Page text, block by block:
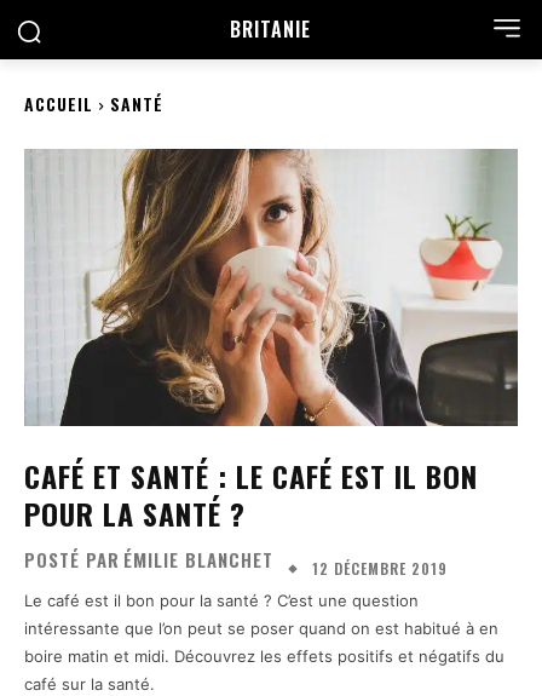
BRITANIE
ACCUEIL SANTÉ
CAFÉ ET SANTÉ : LE CAFÉ EST IL BON
POUR LA SANTÉ ?
POSTÉ PAR ÉMILIE BLANCHET 12 DÉCEMBRE 2019
Le café est il bon pour la santé ? C’est une question
intéressante que l’on peut se poser quand on est habitué à en
boire matin et midi. Découvrez les effets positifs et négatifs du
café sur la santé.